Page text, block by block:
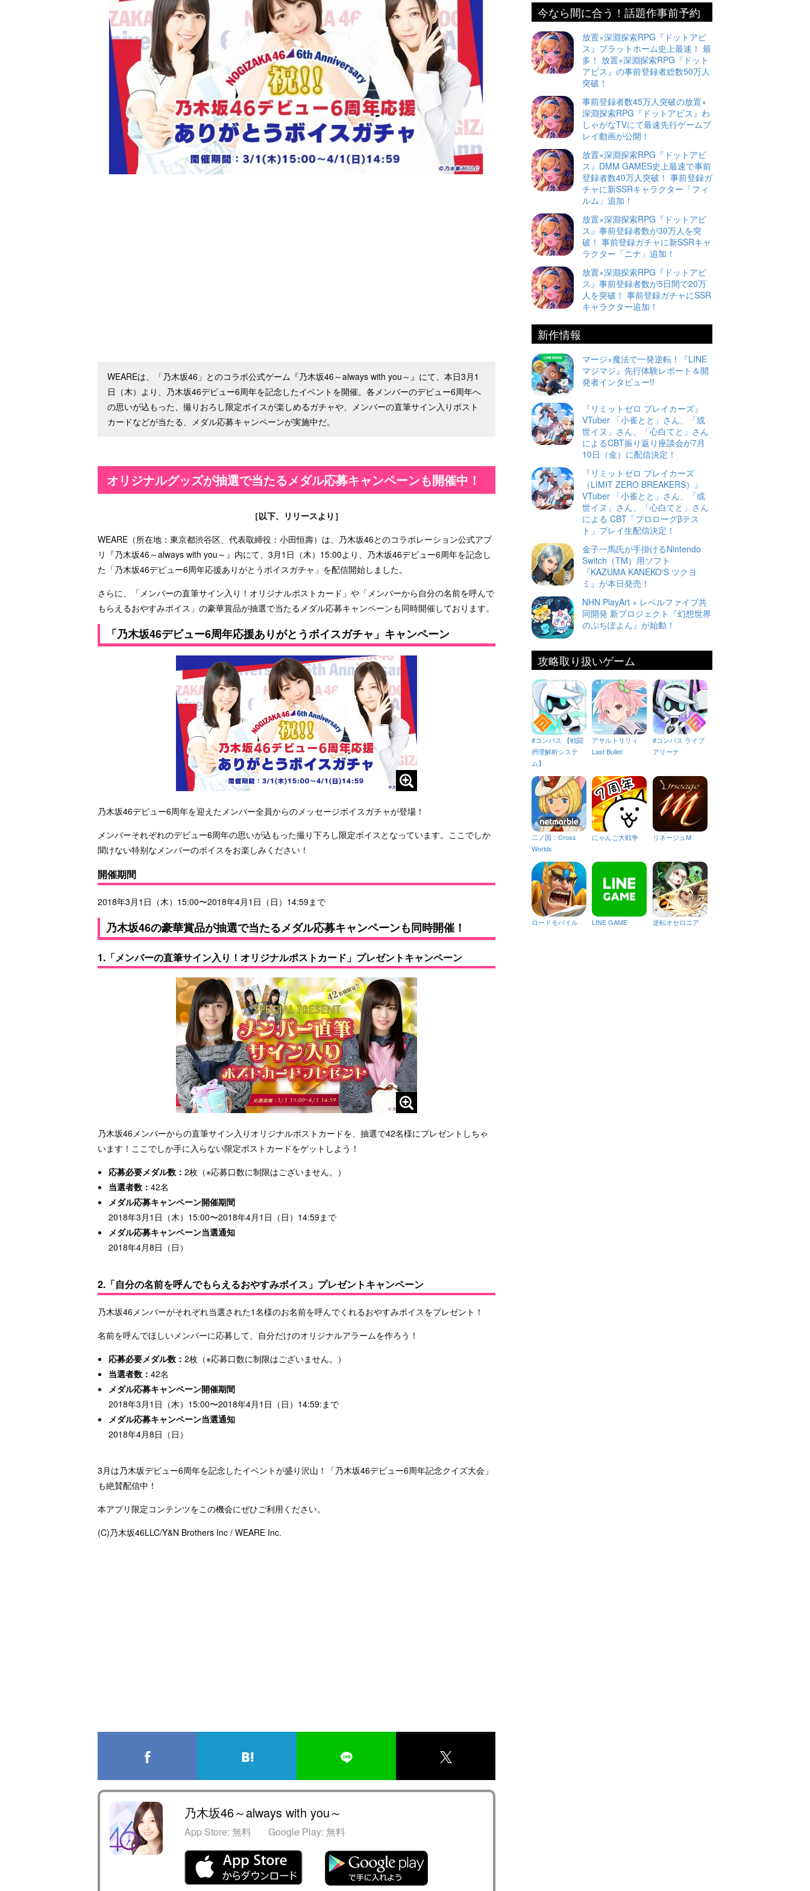
WEAREは、「乃木坂46」とのコラボ公式ゲーム『乃木坂46～always with you～』にて、本日3月1
日（木）より、乃木坂46デビュー6周年を記念したイベントを開催。各メンバーのデビュー6周年へ
の思いが込もった、撮りおろし限定ボイスが楽しめるガチャや、メンバーの直筆サイン入りポスト
カードなどが当たる、メダル応募キャンペーンが実施中だ。
オリジナルグッズが抽選で当たるメダル応募キャンペーンも開催中！
［以下、リリースより］
WEARE（所在地：東京都渋谷区、代表取締役：小田恒壽）は、乃木坂46とのコラボレーション公式アプ
リ『乃木坂46～always with you～』内にて、3月1日（木）15:00より、乃木坂46デビュー6周年を記念し
た「乃木坂46デビュー6周年応援ありがとうボイスガチャ」を配信開始しました。
さらに、「メンバーの直筆サイン入り！オリジナルポストカード」や「メンバーから自分の名前を呼んで
もらえるおやすみボイス」の豪華賞品が抽選で当たるメダル応募キャンペーンも同時開催しております。
「乃木坂46デビュー6周年応援ありがとうボイスガチャ」キャンペーン
乃木坂46デビュー6周年を迎えたメンバー全員からのメッセージボイスガチャが登場！
メンバーそれぞれのデビュー6周年の思いが込もった撮り下ろし限定ボイスとなっています。ここでしか
聞けない特别なメンバーのボイスをお楽しみください！
開催期間
2018年3月1日（木）15:00〜2018年4月1日（日）14:59まで
乃木坂46の豪華賞品が抽選で当たるメダル応募キャンペーンも同時開催！
1.「メンバーの直筆サイン入り！オリジナルポストカード」プレゼントキャンペーン
乃木坂46メンバーからの直筆サイン入りオリジナルポストカードを、抽選で42名様にプレゼントしちゃ
います！ここでしか手に入らない限定ポストカードをゲットしよう！
応募必要メダル数：2枚（※応募口数に制限はございません。）
当選者数：42名
メダル応募キャンペーン開催期間
2018年3月1日（木）15:00〜2018年4月1日（日）14:59まで
メダル応募キャンペーン当選通知
2018年4月8日（日）
2.「自分の名前を呼んでもらえるおやすみボイス」プレゼントキャンペーン
乃木坂46メンバーがそれぞれ当選された1名様のお名前を呼んでくれるおやすみボイスをプレゼント！
名前を呼んでほしいメンバーに応募して、自分だけのオリジナルアラームを作ろう！
応募必要メダル数：2枚（※応募口数に制限はございません。）
当選者数：42名
メダル応募キャンペーン開催期間
2018年3月1日（木）15:00〜2018年4月1日（日）14:59:まで
メダル応募キャンペーン当選通知
2018年4月8日（日）
3月は乃木坂デビュー6周年を記念したイベントが盛り沢山！「乃木坂46デビュー6周年記念クイズ大会」
も絶賛配信中！
本アプリ限定コンテンツをこの機会にぜひご利用ください。
(C)乃木坂46LLC/Y&N Brothers Inc / WEARE Inc.
乃木坂46～always with you～
App Store: 無料 Google Play: 無料
今なら間に合う！話題作事前予約
放置×深淵探索RPG『ドットアビ
ス』プラットホーム史上最速！ 最
多！ 放置×深淵探索RPG『ドット
アビス』の事前登録者総数50万人
突破！
事前登録者数45万人突破の放置×
深淵探索RPG『ドットアビス』わ
しゃがなTVにて最速先行ゲームプ
レイ動画が公開！
放置×深淵探索RPG『ドットアビ
ス』DMM GAMES史上最速で事前
登録者数40万人突破！ 事前登録ガ
チャに新SSRキャラクター「フィ
ルム」追加！
放置×深淵探索RPG『ドットアビ
ス』事前登録者数が30万人を突
破！ 事前登録ガチャに新SSRキャ
ラクター「ニナ」追加！
放置×深淵探索RPG『ドットアビ
ス』事前登録者数が5日間で20万
人を突破！ 事前登録ガチャにSSR
キャラクター追加！
新作情報
マージ×魔法で一発逆転！『LINE
マジマジ』先行体験レポート＆開
発者インタビュー!!
『リミットゼロ ブレイカーズ』
VTuber 「小雀とと」さん、「或
世イヌ」さん、「心白てと」さん
によるCBT振り返り座談会が7月
10日（金）に配信決定！
『リミットゼロ ブレイカーズ
（LIMIT ZERO BREAKERS）』
VTuber 「小雀とと」さん、「或
世イヌ」さん、「心白てと」さん
による CBT「プロローグβテス
ト」プレイ生配信決定！
金子一馬氏が手掛けるNintendo
Switch（TM）用ソフト
『KAZUMA KANEKO'S ツクヨ
ミ』が本日発売！
NHN PlayArt × レベルファイブ共
同開発 新プロジェクト『幻想世界
のぷちぽよん』が始動！
攻略取り扱いゲーム
#コンパス 【戦闘
摂理解析システ
ム】
アサルトリリィ
Last Bullet
#コンパス ライブ
アリーナ
二ノ国：Cross
Worlds
にゃんこ大戦争 リネージュM
ロードモバイル LINE GAME 逆転オセロニア